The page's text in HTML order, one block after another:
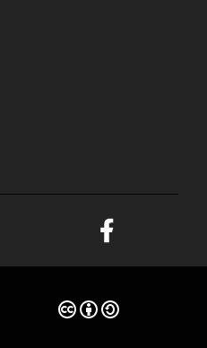
مجوز Creative Commons